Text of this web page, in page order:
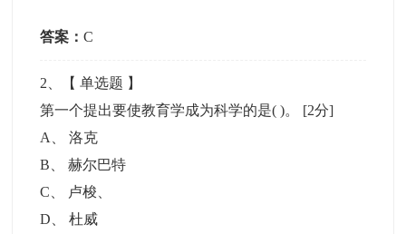
答案：C
2 、【单选题 】
第一个提出要使教育学成为科学的是( )。 [2分]
A
、洛克
B 、赫尔巴特
C
卢梭、
D 、杜威